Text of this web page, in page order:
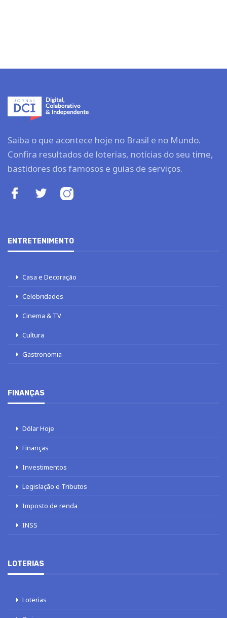
Saiba o que acontece hoje no Brasil e no Mundo.
Confira resultados de loterias, notícias do seu time,
bastidores dos famosos e guias de serviços.
ENTRETENIMENTO
Casa e Decoração
Celebridades
Cinema & TV
Cultura
Gastronomia
FINANÇAS
Dólar Hoje
Finanças
Investimentos
Legislação e Tributos
Imposto de renda
INSS
LOTERIAS
Loterias